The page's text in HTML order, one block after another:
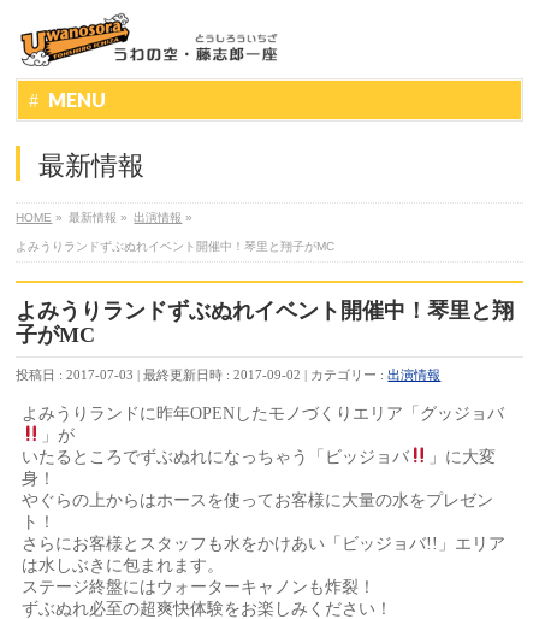
MENU
最新情報
HOME » 最新情報 » 出演情報 »
よみうりランドずぶぬれイベント開催中！琴里と翔子がMC
よみうりランドずぶぬれイベント開催中！琴里と翔
子がMC
投稿日 : 2017-07-03 最終更新日時 : 2017-09-02 カテゴリー :出演情報
よみうりランドに昨年OPENしたモノづくりエリア「グッジョバ
」が
いたるところでずぶぬれになっちゃう「ビッジョバ
」に大変
身！
やぐらの上からはホースを使ってお客様に大量の水をプレゼン
ト！
さらにお客様とスタッフも水をかけあい「ビッジョバ!!」エリア
は水しぶきに包まれます。
ステージ終盤にはウォーターキャノンも炸裂！
ずぶぬれ必至の超爽快体験をお楽しみください！